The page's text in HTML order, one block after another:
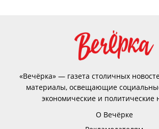
«Вечёрка» — газета столичных
материалы, освещающие
экономические и политические
О Вечёрке